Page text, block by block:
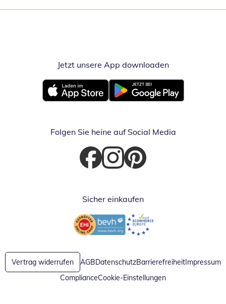
Jetzt unsere App downloadenÖffnet in
Öffnet in neuem FensterÖffnet in neuem Fenster
Folgen Sie heine auf Social Media
Öffnet in neuem Fenster
Öffnet in neuem Fenster
Öffnet in neuem Fenster
Sicher einkaufen
Öffnet in neuem FensterÖffnet in neuem Fenster
Vertrag widerrufen AGBDatenschutzBarrierefreiheitImpressum
ComplianceCookie-Einstellungen